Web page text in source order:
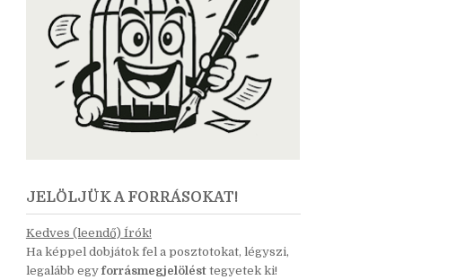
JELÖLJÜK A FORRÁSOKAT!